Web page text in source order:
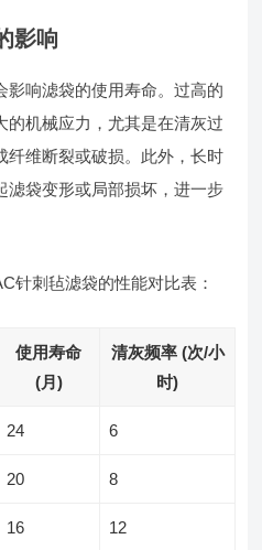
影响
影响滤袋的使用寿命。过高的
的机械应力，尤其是在清灰过
纤维断裂或破损。此外，长时
滤袋变形或局部损坏，进一步
针刺毡滤袋的性能对比表：
使用寿命
(月)
清灰频率 (次/小
时)
24 6
20 8
16 12